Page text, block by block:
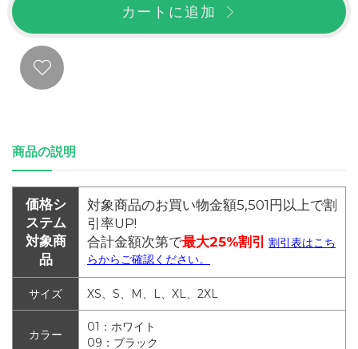
カートに追加
商品の説明
価格シ
ステム
対象商
品
対象商品のお買い物金額5,501円以上で割
引率UP!
合計金額次第で最大25%割引
割引表はこち
らからご確認ください。
サイズ XS、S、M、L、XL、2XL
カラー
01：ホワイト
09：ブラック